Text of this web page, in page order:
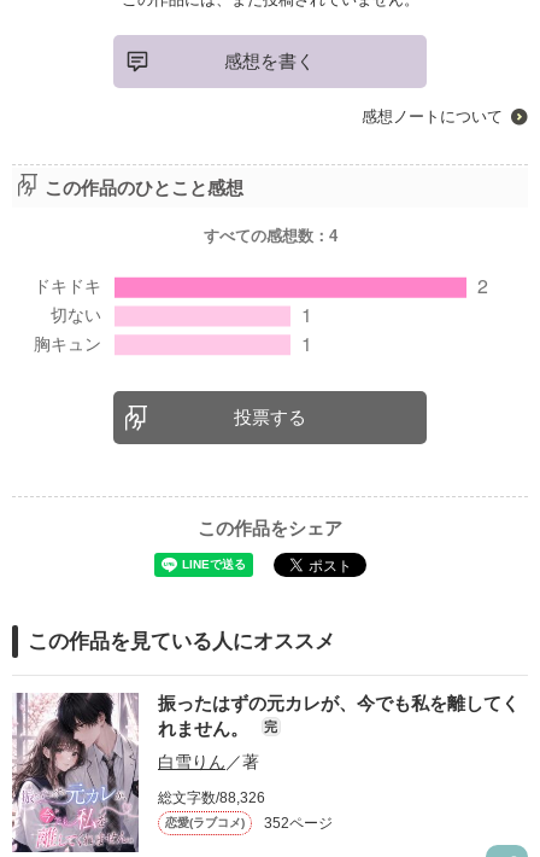
感想を書く
感想ノートについて
この作品のひとこと感想
すべての感想数： 4
投票する
この作品をシェア
この作品を見ている人にオススメ
振ったはずの元カレが、今でも私を離してく
れません。
完
白雪りん ／著
総文字数/88,326
恋愛(ラブコメ) 352ページ